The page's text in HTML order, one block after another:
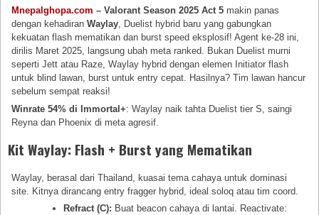
Mnepalghopa.com– Valorant Season 2025 Act 5 makin panas
dengan kehadiranWaylay, Duelist hybrid baru yang gabungkan
kekuatan flash mematikan dan burst speed eksplosif! Agent ke-28 ini,
dirilis Maret 2025, langsung ubah meta ranked. Bukan Duelist murni
seperti Jett atau Raze, Waylay hybrid dengan elemen Initiator flash
untuk blind lawan, burst untuk entry cepat. Hasilnya? Tim lawan hancur
sebelum sempat reaksi!
Winrate 54% di Immortal+: Waylay naik tahta Duelist tier S, saingi
Reyna dan Phoenix di meta agresif.
Kit Waylay: Flash + Burst yang Mematikan
Waylay, berasal dari Thailand, kuasai tema cahaya untuk dominasi
site. Kitnya dirancang entry fragger hybrid, ideal soloq atau tim coord.
Refract (C): Buat beacon cahaya di lantai. Reactivate: